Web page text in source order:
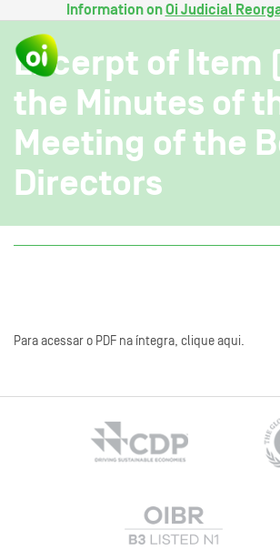
Information onOi Judicial
Excerpt of Item
the Minutes of
Meeting of the
Directors
Para acessar o PDF na íntegra, clique aqui.